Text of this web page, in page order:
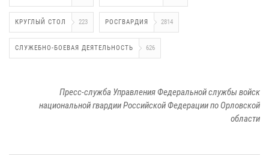
КРУГЛЫЙ СТОЛ 223 РОСГВАРДИЯ 2814
СЛУЖЕБНО-БОЕВАЯ ДЕЯТЕЛЬНОСТЬ 626
Пресс-служба Управления Федеральной службы войск
национальной гвардии Российской Федерации по Орловской
области